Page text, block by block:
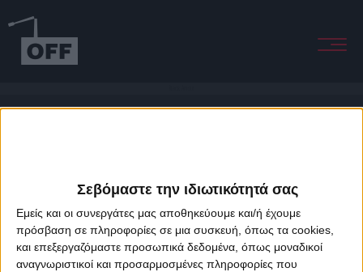
Σεβόμαστε την ιδιωτικότητά σας
Εμείς και οι συνεργάτες μας αποθηκεύουμε και/ή έχουμε
πρόσβαση σε πληροφορίες σε μια συσκευή, όπως τα cookies,
και επεξεργαζόμαστε προσωπικά δεδομένα, όπως μοναδικοί
αναγνωριστικοί και προσαρμοσμένες πληροφορίες που
About Offradio Business Class Terms & Conditions
Privacy Policy